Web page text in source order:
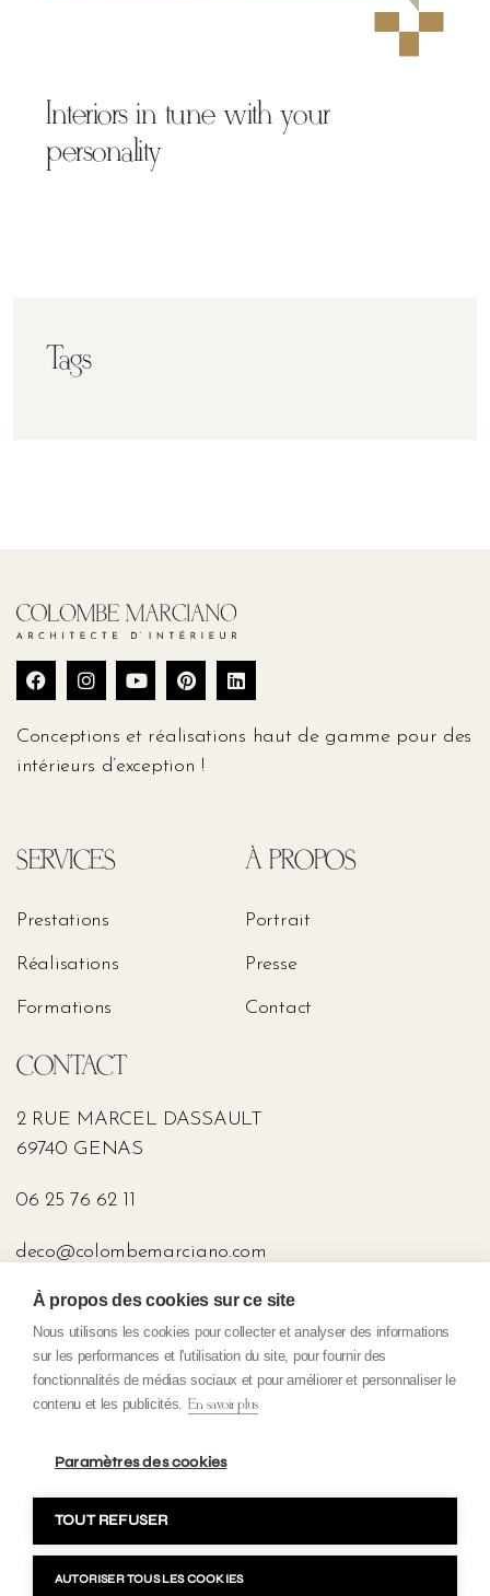
Interiors in tune with your
personality
Tags
Conceptions et réalisations haut de gamme pour des
intérieurs d’exception !
SERVICES
Prestations
Réalisations
Formations
À PROPOS
Portrait
Presse
Contact
CONTACT
2 RUE MARCEL DASSAULT
69740 GENAS
06 25 76 62 11
deco@colombemarciano.com
PRESSE
Politique de Confidentialité
Mentions légales
Copyright 2023 Colombe Marciano. Tous droits réservés. Fait avec
par H&B Création
À propos des cookies sur ce site
Nous utilisons les cookies pour collecter et analyser des informations
sur les performances et l'utilisation du site, pour fournir des
fonctionnalités de médias sociaux et pour améliorer et personnaliser le
contenu et les publicités. En savoir plus
Paramètres des cookies
TOUT REFUSER
AUTORISER TOUS LES COOKIES